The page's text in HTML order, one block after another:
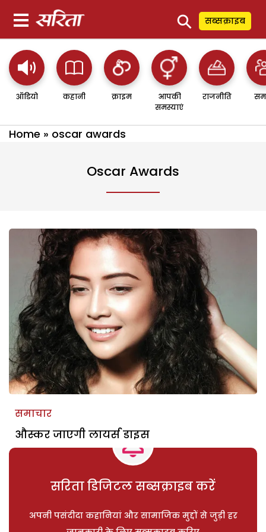
⚲ सब्सक्राइब
ऑडियो कहानी क्राइम
आपकी
समस्याएं
राजनीति
Home » oscar awards
Oscar Awards
समाचार
औस्कर जाएगी लायर्स डाइस
सरिता डिजिटल सब्सक्राइब करें
अपनी पसंदीदा कहानियां और सामाजिक मुद्दों से जुड़ी हर